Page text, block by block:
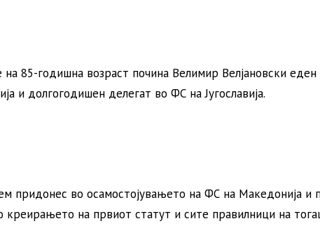
85-годишна возраст почина Велимир Велјановски
и долгогодишен делегат во ФС на Југославија.
во осамостојувањето на ФС на Македонија и
на првиот статут и сите правилници на